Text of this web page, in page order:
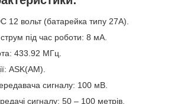
12 вольт (батарейка типу 27A).
під час роботи: 8 мА.
433.92 МГц.
ASK(AM).
сигналу: 100 мВ.
сигналу: 50 – 100 метрів.